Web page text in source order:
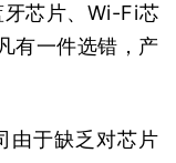
牙芯片、Wi-Fi芯
有一件选错，产
由于缺乏对芯片